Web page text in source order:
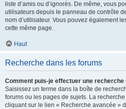
liste d’amis ou d’ignorés. De même, vous
utilisateurs depuis le panneau de contrôle
nom d’utilisateur. Vous pouvez également
cette même page.
Haut
Recherche dans les forums
Comment puis-je effectuer une recherche
Saisissez un terme dans la boîte de
forums ou les pages de sujets. La
cliquant sur le lien « Recherche avancée »